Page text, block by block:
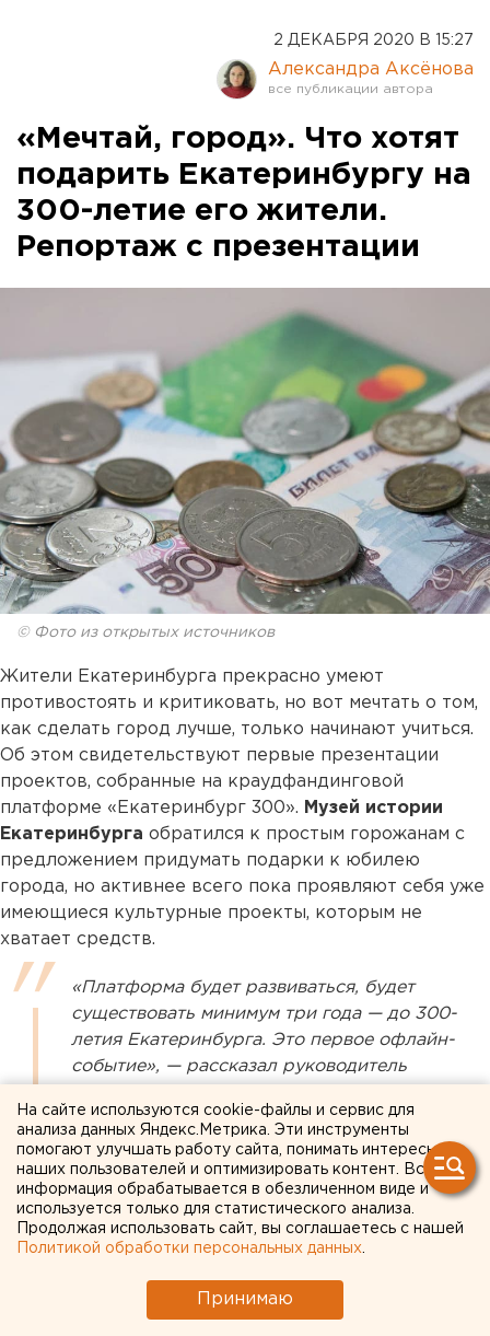
2 ДЕКАБРЯ 2020 В 15:27
Александра Аксёнова
«Мечтай, город». Что хотят
подарить Екатеринбургу на
300-летие его жители.
Репортаж с презентации
© Фото из открытых источников
Жители Екатеринбурга прекрасно умеют
противостоять и критиковать, но вот мечтать о том,
как сделать город лучше, только начинают учиться.
Об этом свидетельствуют первые презентации
проектов, собранные на краудфандинговой
платформе «Екатеринбург 300». Музей истории
Екатеринбурга обратился к простым горожанам с
предложением придумать подарки к юбилею
города, но активнее всего пока проявляют себя уже
имеющиеся культурные проекты, которым не
хватает средств.
«Платформа будет развиваться, будет
существовать минимум три года — до 300-
летия Екатеринбурга. Это первое офлайн-
событие», — рассказал руководитель
Платформа «Екатеринбург-300» — это проект, в
рамках которого любой желающий может выступить
не только как автор идеи подарка, но и как спонсор.
Представители власти сделали уточнение:
«Очень значимо, что это не какие-то огромные
На сайте используются cookie-файлы и сервис для
анализа данных Яндекс.Метрика. Эти инструменты
помогают улучшать работу сайта, понимать интересы
наших пользователей и оптимизировать контент. Вся
информация обрабатывается в обезличенном виде и
используется только для статистического анализа.
Продолжая использовать сайт, вы соглашаетесь с нашей
Политикой обработки персональных данных
Принимаю